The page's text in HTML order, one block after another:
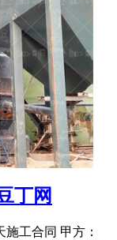
丁网
工合同 甲方：